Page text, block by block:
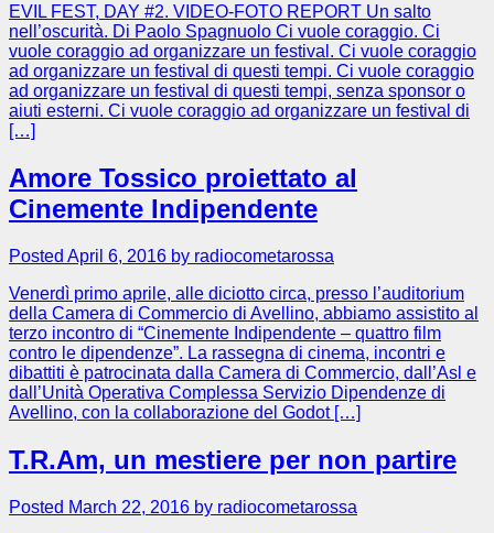
EVIL FEST, DAY #2. VIDEO-FOTO REPORT Un salto
nell’oscurità. Di Paolo Spagnuolo Ci vuole coraggio. Ci
vuole coraggio ad organizzare un festival. Ci vuole coraggio
ad organizzare un festival di questi tempi. Ci vuole coraggio
ad organizzare un festival di questi tempi, senza sponsor o
aiuti esterni. Ci vuole coraggio ad organizzare un festival di
[…]
Amore Tossico proiettato al
Cinemente Indipendente
Posted April 6, 2016 by radiocometarossa
Venerdì primo aprile, alle diciotto circa, presso l’auditorium
della Camera di Commercio di Avellino, abbiamo assistito al
terzo incontro di “Cinemente Indipendente – quattro film
contro le dipendenze”. La rassegna di cinema, incontri e
dibattiti è patrocinata dalla Camera di Commercio, dall’Asl e
dall’Unità Operativa Complessa Servizio Dipendenze di
Avellino, con la collaborazione del Godot […]
T.R.Am, un mestiere per non partire
Posted March 22, 2016 by radiocometarossa